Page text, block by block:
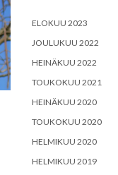
ELOKUU 2023
JOULUKUU 2022
HEINÄKUU 2022
TOUKOKUU 2021
HEINÄKUU 2020
TOUKOKUU 2020
HELMIKUU 2020
HELMIKUU 2019